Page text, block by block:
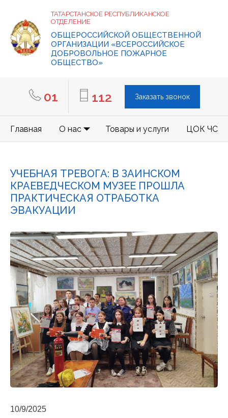
ТАТАРСТАНСКОЕ РЕСПУБЛИКАНСКОЕ
ОТДЕЛЕНИЕ
ОБЩЕРОССИЙСКОЙ ОБЩЕСТВЕННОЙ
ОРГАНИЗАЦИИ «ВСЕРОССИЙСКОЕ
ДОБРОВОЛЬНОЕ ПОЖАРНОЕ
ОБЩЕСТВО»
01 112 Заказать звонок
Главная О нас Товары и услуги ЦОК ЧС
УЧЕБНАЯ ТРЕВОГА: В ЗАИНСКОМ
КРАЕВЕДЧЕСКОМ МУЗЕЕ ПРОШЛА
ПРАКТИЧЕСКАЯ ОТРАБОТКА
ЭВАКУАЦИИ
10/9/2025